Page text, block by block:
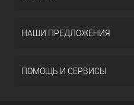
НАШИ ПРЕДЛОЖЕНИЯ
ПОМОЩЬ И СЕРВИСЫ